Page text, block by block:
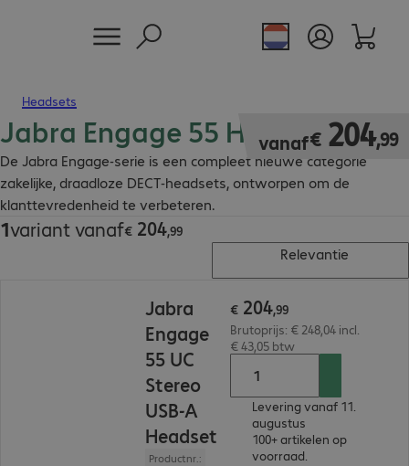
Headsets
Jabra Engage 55 Headsets
De Jabra Engage-serie is een compleet nieuwe categorie
zakelijke, draadloze DECT-headsets, ontworpen om de
klanttevredenheid te verbeteren.
vanaf€ 204,99
€ 204,99
1variant vanaf€ 204,99
€ 204,99
Relevantie
Jabra
Engage
55 UC
Stereo
USB-A
Headset
Productnr.:
€ 204,99
Brutoprijs: € 248,04 incl.
€ 43,05 btw
Levering vanaf 11.
augustus
100+ artikelen op
voorraad.